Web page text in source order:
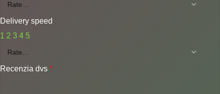
Delivery speed
1 2 3 4 5
Recenzia dvs*